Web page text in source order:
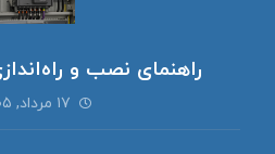
راهنمای نصب و
۱۷ مرداد, ۱۴۰۵